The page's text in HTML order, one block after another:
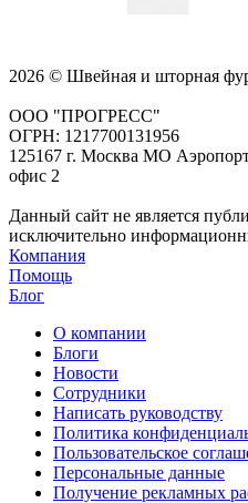
2026 © Швейная и шторная
ООО "ПРОГРЕСС"
ОГРН: 1217700131956
125167 г. Москва МО
офис 2
Данный сайт не является
исключительно
Компания
Помощь
Блог
О компании
Блоги
Новости
Сотрудники
Написать руководству
Политика
Пользовательское
Персональные данные
Получение рекламных